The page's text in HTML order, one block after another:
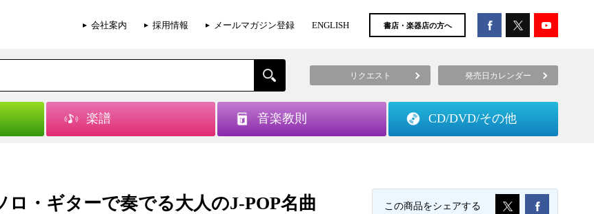
会社案内 採用情報 メールマガジン登録 ENGLISH 書店・楽器店の方へ
リクエスト 発売日カレンダー
楽譜 音楽教則 CD/DVD/その他
・ギターで奏でる大人のJ-POP名曲
この商品をシェアする